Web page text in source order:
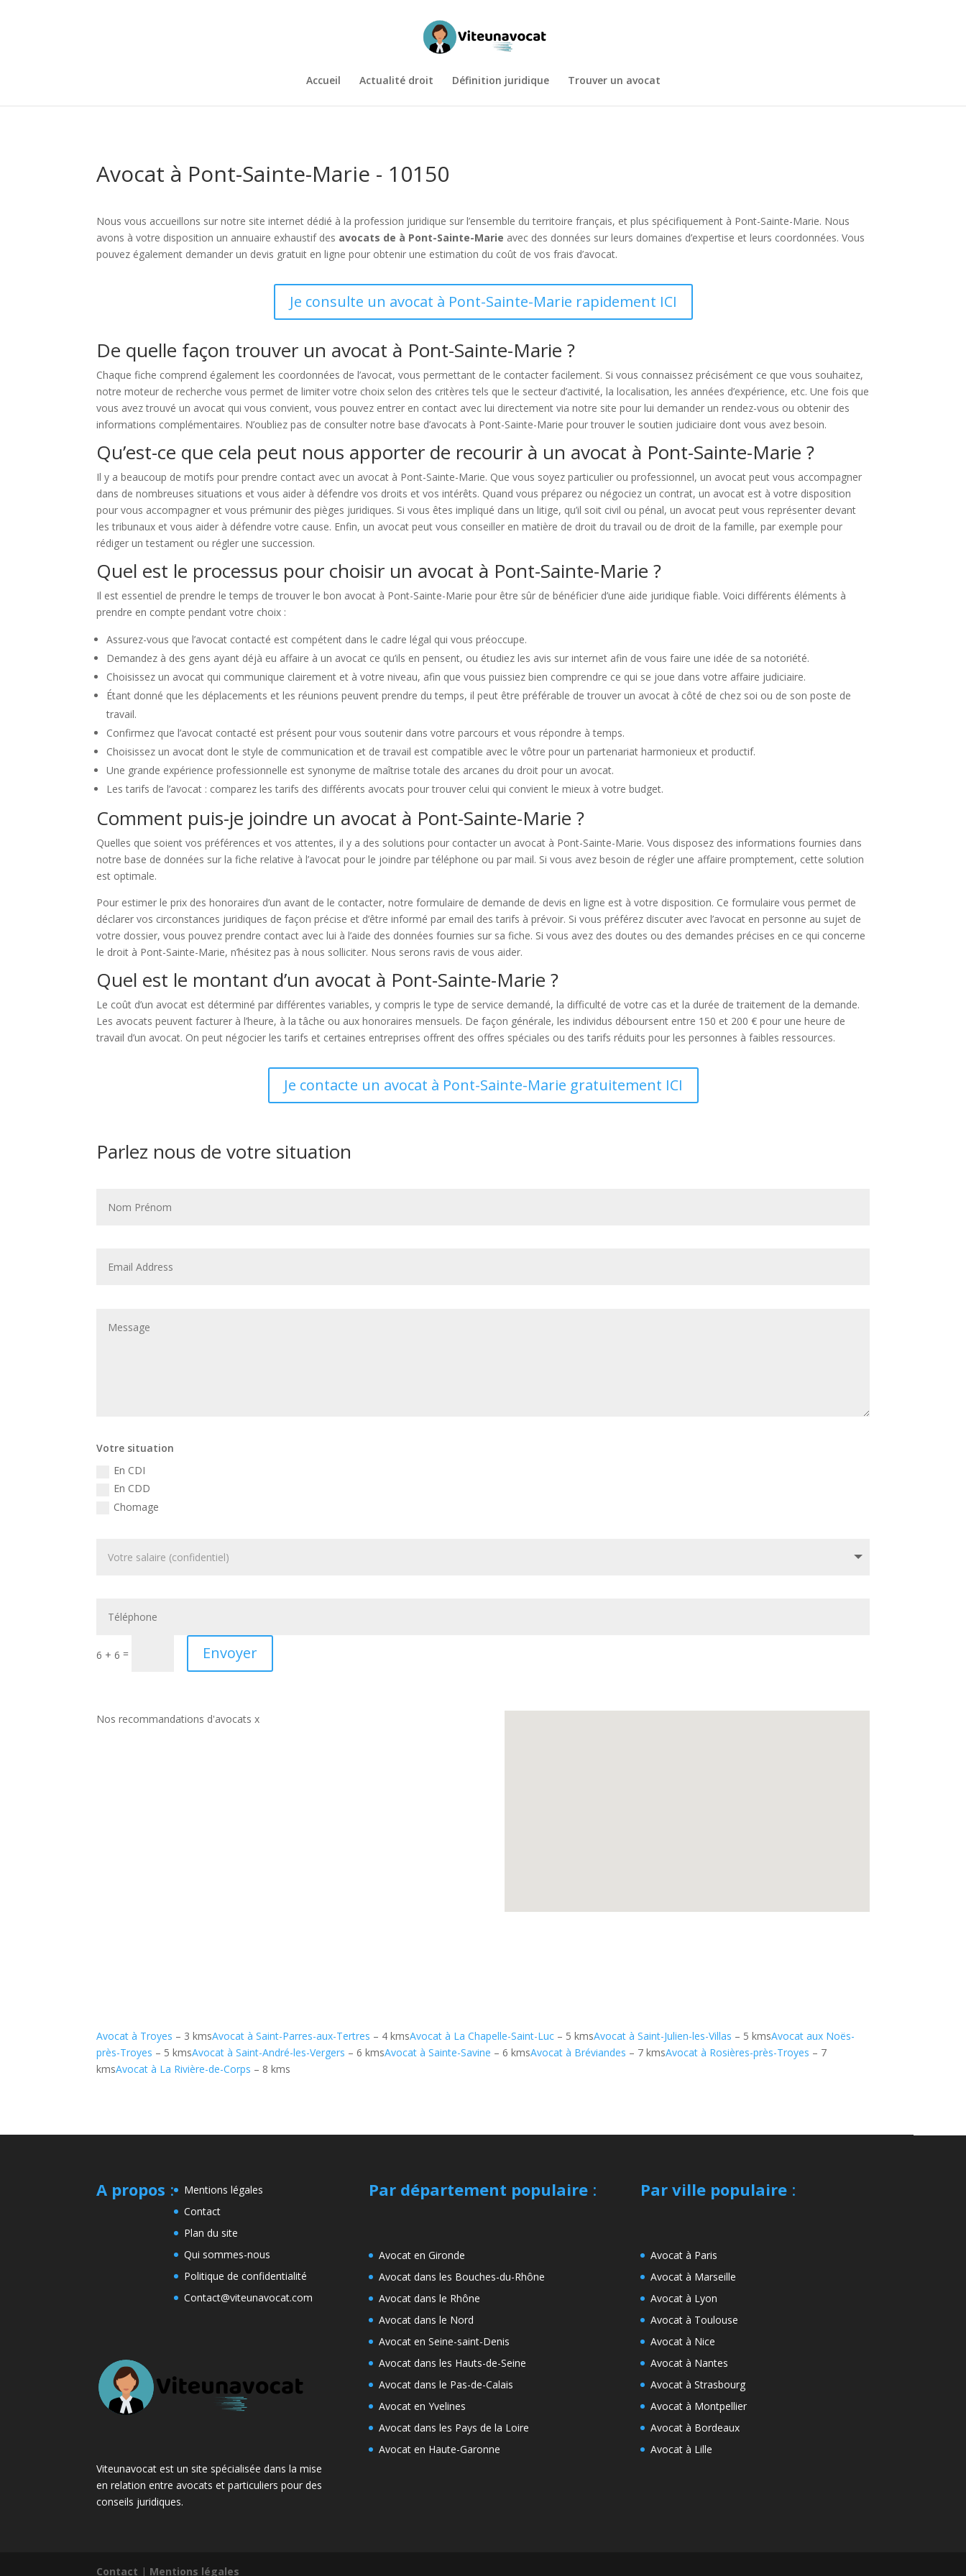
Accueil Actualité droit Définition juridique Trouver un avocat
Avocat à Pont-Sainte-Marie - 10150
Nous vous accueillons sur notre site internet dédié à la profession juridique sur l’ensemble du territoire français, et plus spécifiquement à Pont-Sainte-Marie. Nous
avons à votre disposition un annuaire exhaustif des avocats de à Pont-Sainte-Marie avec des données sur leurs domaines d’expertise et leurs coordonnées. Vous
pouvez également demander un devis gratuit en ligne pour obtenir une estimation du coût de vos frais d’avocat.
Je consulte un avocat à Pont-Sainte-Marie rapidement ICI
De quelle façon trouver un avocat à Pont-Sainte-Marie ?
Chaque fiche comprend également les coordonnées de l’avocat, vous permettant de le contacter facilement. Si vous connaissez précisément ce que vous souhaitez,
notre moteur de recherche vous permet de limiter votre choix selon des critères tels que le secteur d’activité, la localisation, les années d’expérience, etc. Une fois que
vous avez trouvé un avocat qui vous convient, vous pouvez entrer en contact avec lui directement via notre site pour lui demander un rendez-vous ou obtenir des
informations complémentaires. N’oubliez pas de consulter notre base d’avocats à Pont-Sainte-Marie pour trouver le soutien judiciaire dont vous avez besoin.
Qu’est-ce que cela peut nous apporter de recourir à un avocat à Pont-Sainte-Marie ?
Il y a beaucoup de motifs pour prendre contact avec un avocat à Pont-Sainte-Marie. Que vous soyez particulier ou professionnel, un avocat peut vous accompagner
dans de nombreuses situations et vous aider à défendre vos droits et vos intérêts. Quand vous préparez ou négociez un contrat, un avocat est à votre disposition
pour vous accompagner et vous prémunir des pièges juridiques. Si vous êtes impliqué dans un litige, qu’il soit civil ou pénal, un avocat peut vous représenter devant
les tribunaux et vous aider à défendre votre cause. Enfin, un avocat peut vous conseiller en matière de droit du travail ou de droit de la famille, par exemple pour
rédiger un testament ou régler une succession.
Quel est le processus pour choisir un avocat à Pont-Sainte-Marie ?
Il est essentiel de prendre le temps de trouver le bon avocat à Pont-Sainte-Marie pour être sûr de bénéficier d’une aide juridique fiable. Voici différents éléments à
prendre en compte pendant votre choix :
Assurez-vous que l’avocat contacté est compétent dans le cadre légal qui vous préoccupe.
Demandez à des gens ayant déjà eu affaire à un avocat ce qu’ils en pensent, ou étudiez les avis sur internet afin de vous faire une idée de sa notoriété.
Choisissez un avocat qui communique clairement et à votre niveau, afin que vous puissiez bien comprendre ce qui se joue dans votre affaire judiciaire.
Étant donné que les déplacements et les réunions peuvent prendre du temps, il peut être préférable de trouver un avocat à côté de chez soi ou de son poste de
travail.
Confirmez que l’avocat contacté est présent pour vous soutenir dans votre parcours et vous répondre à temps.
Choisissez un avocat dont le style de communication et de travail est compatible avec le vôtre pour un partenariat harmonieux et productif.
Une grande expérience professionnelle est synonyme de maîtrise totale des arcanes du droit pour un avocat.
Les tarifs de l’avocat : comparez les tarifs des différents avocats pour trouver celui qui convient le mieux à votre budget.
Comment puis-je joindre un avocat à Pont-Sainte-Marie ?
Quelles que soient vos préférences et vos attentes, il y a des solutions pour contacter un avocat à Pont-Sainte-Marie. Vous disposez des informations fournies dans
notre base de données sur la fiche relative à l’avocat pour le joindre par téléphone ou par mail. Si vous avez besoin de régler une affaire promptement, cette solution
est optimale.
Pour estimer le prix des honoraires d’un avant de le contacter, notre formulaire de demande de devis en ligne est à votre disposition. Ce formulaire vous permet de
déclarer vos circonstances juridiques de façon précise et d’être informé par email des tarifs à prévoir. Si vous préférez discuter avec l’avocat en personne au sujet de
votre dossier, vous pouvez prendre contact avec lui à l’aide des données fournies sur sa fiche. Si vous avez des doutes ou des demandes précises en ce qui concerne
le droit à Pont-Sainte-Marie, n’hésitez pas à nous solliciter. Nous serons ravis de vous aider.
Quel est le montant d’un avocat à Pont-Sainte-Marie ?
Le coût d’un avocat est déterminé par différentes variables, y compris le type de service demandé, la difficulté de votre cas et la durée de traitement de la demande.
Les avocats peuvent facturer à l’heure, à la tâche ou aux honoraires mensuels. De façon générale, les individus déboursent entre 150 et 200 € pour une heure de
travail d’un avocat. On peut négocier les tarifs et certaines entreprises offrent des offres spéciales ou des tarifs réduits pour les personnes à faibles ressources.
Je contacte un avocat à Pont-Sainte-Marie gratuitement ICI
Parlez nous de votre situation
Votre situation
En CDI
En CDD
Chomage
6 + 6 = Envoyer
Nos recommandations d'avocats x
Avocat à Troyes – 3 kmsAvocat à Saint-Parres-aux-Tertres – 4 kmsAvocat à La Chapelle-Saint-Luc – 5 kmsAvocat à Saint-Julien-les-Villas – 5 kmsAvocat aux Noës-
près-Troyes – 5 kmsAvocat à Saint-André-les-Vergers – 6 kmsAvocat à Sainte-Savine – 6 kmsAvocat à Bréviandes – 7 kmsAvocat à Rosières-près-Troyes – 7
kmsAvocat à La Rivière-de-Corps – 8 kms
A propos :
Mentions légales
Contact
Plan du site
Qui sommes-nous
Politique de confidentialité
Contact@viteunavocat.com
Viteunavocat est un site spécialisée dans la mise
en relation entre avocats et particuliers pour des
conseils juridiques.
Par département populaire:
Avocat en Gironde
Avocat dans les Bouches-du-Rhône
Avocat dans le Rhône
Avocat dans le Nord
Avocat en Seine-saint-Denis
Avocat dans les Hauts-de-Seine
Avocat dans le Pas-de-Calais
Avocat en Yvelines
Avocat dans les Pays de la Loire
Avocat en Haute-Garonne
Par ville populaire:
Avocat à Paris
Avocat à Marseille
Avocat à Lyon
Avocat à Toulouse
Avocat à Nice
Avocat à Nantes
Avocat à Strasbourg
Avocat à Montpellier
Avocat à Bordeaux
Avocat à Lille
Contact | Mentions légales